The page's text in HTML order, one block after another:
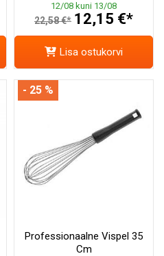
12/08 kuni 13/08
22,58 €* 12,15 €*
Lisa ostukorvi
Professionaalne Vispel 35
Cm
- 25 %